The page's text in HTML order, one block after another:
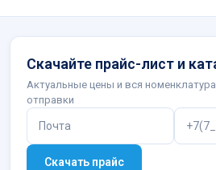
Скачайте прайс-лист и
Актуальные цены и вся
отправки
Скачать прайс